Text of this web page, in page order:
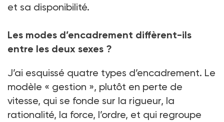
et sa disponibilité.
Les modes d’encadrement diffèrent-ils
entre les deux sexes ?
J’ai esquissé quatre types d’encadrement. Le
modèle « gestion », plutôt en perte de
vitesse, qui se fonde sur la rigueur, la
rationalité, la force, l’ordre, et qui regroupe